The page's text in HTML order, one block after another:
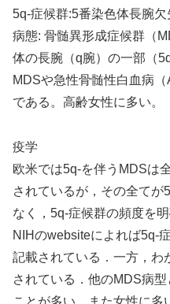
5q-症候群:5番染色体長腕欠
病態: 骨髄異形成症候群（
体の長腕（q腕）の一部（
MDSや急性骨髄性白血病
である。高齢女性に多い。
疫学
欧米では5q-を伴うMDSは
されているが，その全てが
なく，5q-症候群の頻度を
NIHのwebsiteによれば5q-
記載されている．一方，わ
されている．他のMDS病